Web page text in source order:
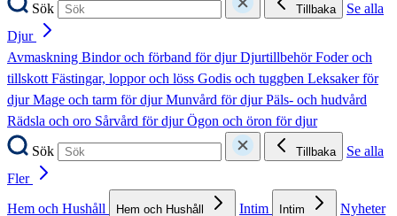
Sök
Tillbaka
Se alla
Djur
Avmaskning Bindor och förband för djurDjurtillbehörFoder och
tillskottFästingar, loppor och löss Godis och tuggben Leksaker för
djurMage och tarm för djurMunvård för djurPäls- och hudvård
Rädsla och oro Sårvård för djurÖgon och öron för djur
Sök
Tillbaka
Se alla
Fler
Hem och Hushåll
Hem och Hushåll Intim Intim
Nyheter